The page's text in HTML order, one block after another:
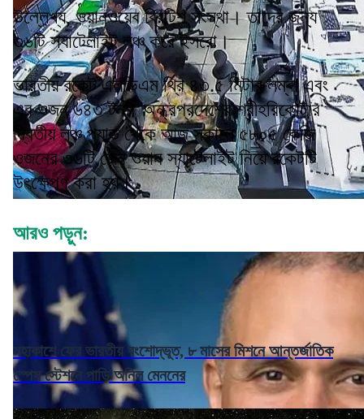
উল্লেখ্য, ওয়ানওয়েব ব্রিটিশ সংস্থা। তাদের জন্য
৩৬টি স্যাটেলাইট লঞ্চ করে ইসরো।
ভারতীয় রকেট এলভিএম থ্রি ৪৩.৫ মিটার লম্বা এবং
এর ওজন ৬৪৩ টন। অন্ধ্রপ্রদেশের শ্রীহরিকোটার
দ্বিতীয় লঞ্চ প্যাড থেকে আজ সকালে ৫৮০৫ কেজি
ওজনের ৩৬টি জেন ওয়ান স্যাটেলাইট নিয়ে রকেটটি
উৎক্ষেপণ করা হয়।
আরও পড়ুন:
মহাকাশে ফের ভারতীয় বংশোদ্ভূত, ৮ মাসের মিশনে আন্তর্জাতিক
স্পেস স্টেশনে পাড়ি অনিল মেননের